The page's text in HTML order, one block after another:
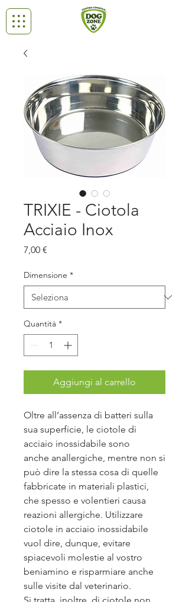
TRIXIE - Ciotola
Acciaio Inox
7,00 €
Dimensione *
Quantità *
Aggiungi al carrello
Oltre all’assenza di batteri sulla
sua superficie, le ciotole di
acciaio inossidabile sono
anche anallergiche, mentre non si
può dire la stessa cosa di quelle
fabbricate in materiali plastici,
che spesso e volentieri causa
reazioni allergiche. Utilizzare
ciotole in acciaio inossidabile
vuol dire, dunque, evitare
spiacevoli molestie al vostro
beniamino e risparmiare anche
sulle visite dal veterinario.